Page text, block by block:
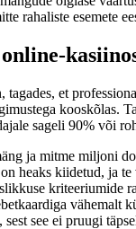
rahaliste esemete
et
sageli 90% või
ja mitme miljoni
heaks kiidetud, ja
kriteeriumide
vähemalt
see ei pruugi